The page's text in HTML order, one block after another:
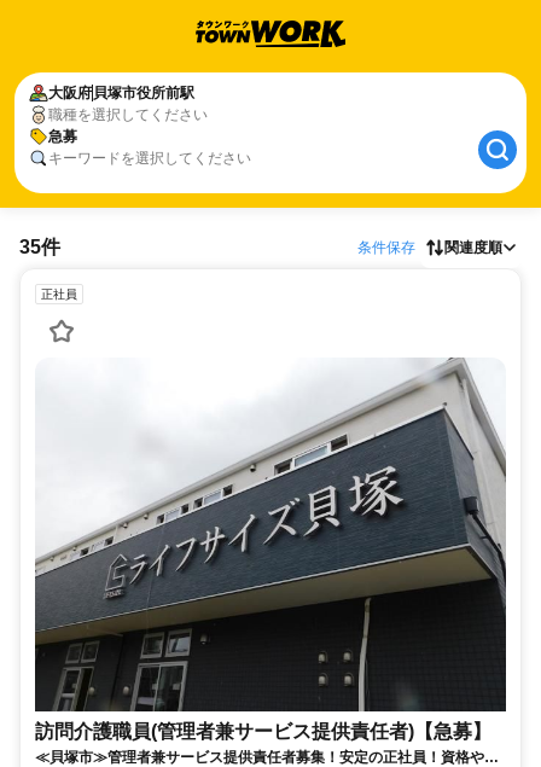
大阪府 貝塚市役所前駅
職種を選択してください
急募
キーワードを選択してください
35件 条件保存 関連度順
正社員
訪問介護職員(管理者兼サービス提供責任者)【急募】
≪貝塚市≫管理者兼サービス提供責任者募集！安定の正社員！資格や経